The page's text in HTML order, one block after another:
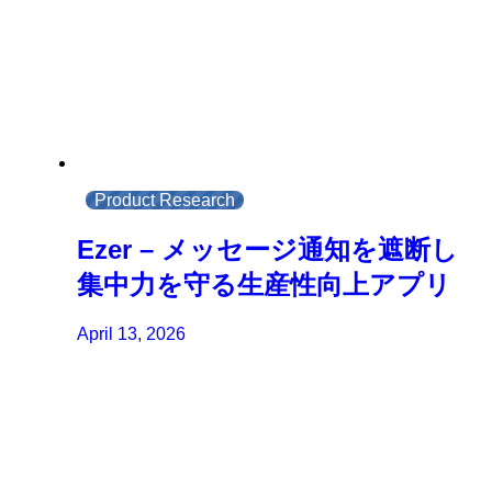
Product Research
Ezer – メッセージ通知を遮断し
集中力を守る生産性向上アプリ
April 13, 2026